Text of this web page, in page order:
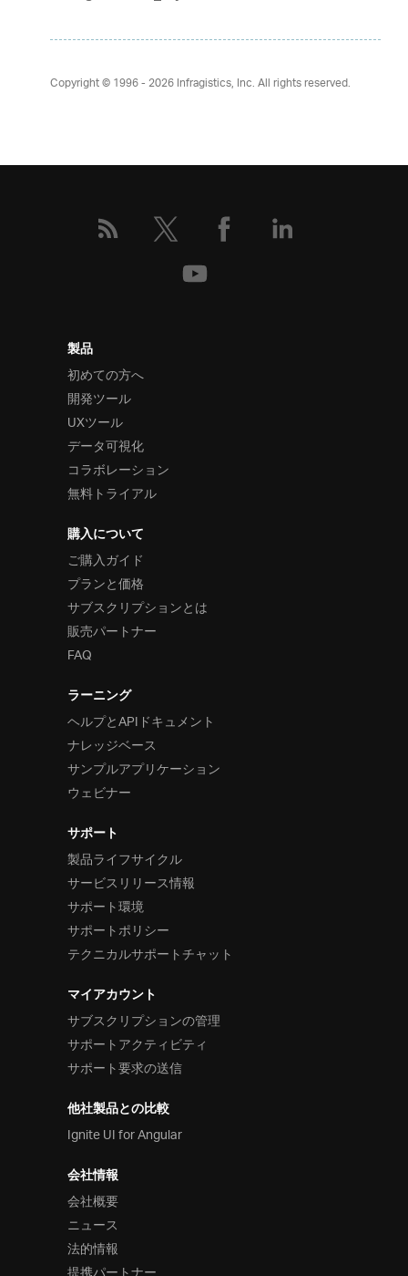
Copyright © 1996 - 2026Infragistics, Inc. All rights reserved.
製品
初めての方へ
開発ツール
UXツール
データ可視化
コラボレーション
無料トライアル
購入について
ご購入ガイド
プランと価格
サブスクリプションとは
販売パートナー
FAQ
ラーニング
ヘルプとAPIドキュメント
ナレッジベース
サンプルアプリケーション
ウェビナー
サポート
製品ライフサイクル
サービスリリース情報
サポート環境
サポートポリシー
テクニカルサポートチャット
マイアカウント
サブスクリプションの管理
サポートアクティビティ
サポート要求の送信
他社製品との比較
Ignite UI for Angular
会社情報
会社概要
ニュース
法的情報